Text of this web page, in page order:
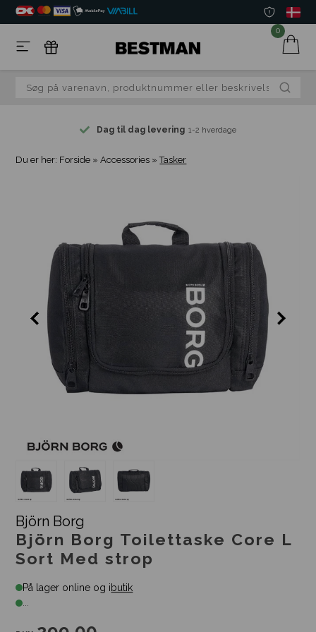
0
Dag til dag levering 1-2 hverdage
Du er her: Forside »Accessories »Tasker
Björn Borg
Björn Borg Toilettaske Core L
Sort Med strop
På lager online og ibutik
...